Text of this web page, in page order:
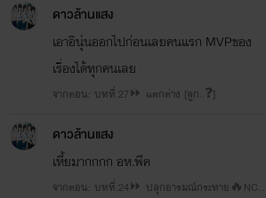
ดาวล้านแสง
เอาอินุ่นออกไปก่อนเลยคนแรก MVPของ
เรื่องได้ทุกคนเลย
จากตอน: บทที่.27⏩ แตกต่าง [ลูก..❓]
ดาวล้านแสง
เหี้ยมากกกก อห.พีค
จากตอน: บทที่.24⏩ ปลุกอารมณ์กระหาย🔥NC